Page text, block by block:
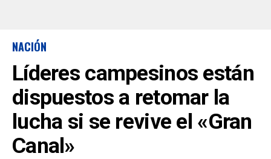
NACIÓN
Líderes campesinos están
dispuestos a retomar la
lucha si se revive el «Gran
Canal»